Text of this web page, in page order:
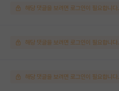
해당 댓글을 보려면 로그인이 필요합니다.
해당 댓글을 보려면 로그인이 필요합니다.
해당 댓글을 보려면 로그인이 필요합니다.